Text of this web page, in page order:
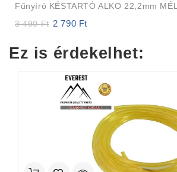
Fűnyíró KÉSTARTÓ ALKO 22,2mm
3 490Ft Original
3
2 790 Ft
2
Ez is érdekelhet: